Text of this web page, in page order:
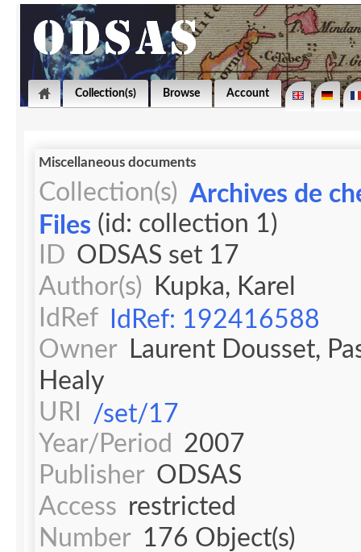
Collection(s) Browse Account
Miscellaneous documents
Collection(s) Archives de
Files (id: collection 1)
ID ODSAS set 17
Author(s)
Kupka, Karel
IdRef
IdRef: 192416588
Owner
Laurent Dousset,
Healy
URI
/set/17
Year/Period
2007
Publisher ODSAS
Access restricted
Number 176 Object(s)